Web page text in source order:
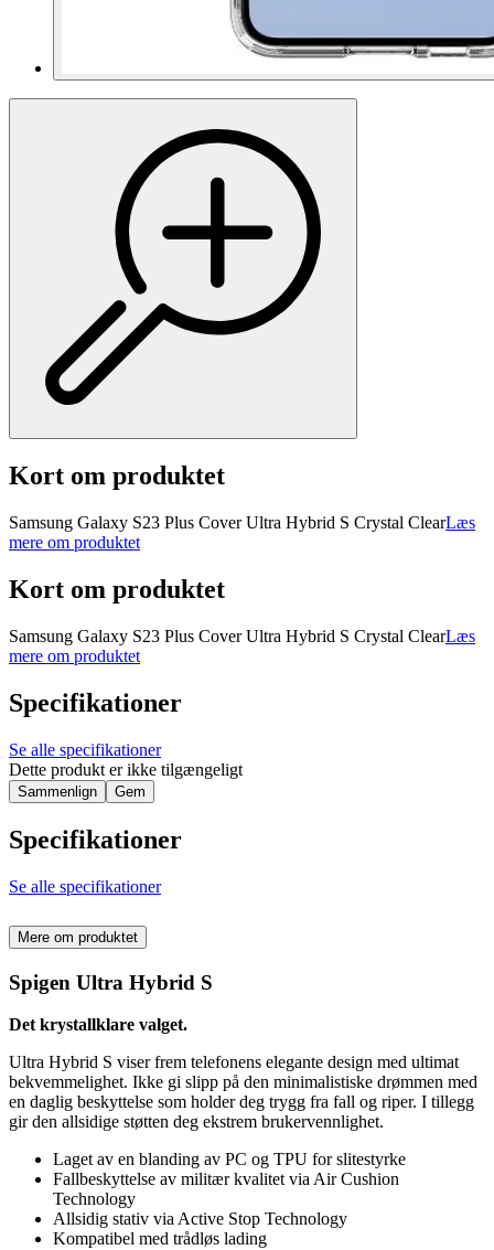
Kort om produktet
Samsung Galaxy S23 Plus Cover Ultra Hybrid S Crystal ClearLæs
mere om produktet
Kort om produktet
Samsung Galaxy S23 Plus Cover Ultra Hybrid S Crystal ClearLæs
mere om produktet
Specifikationer
Se alle specifikationer
Dette produkt er ikke tilgængeligt
Sammenlign Gem
Specifikationer
Se alle specifikationer
Mere om produktet
Spigen Ultra Hybrid S
Det krystallklare valget.
Ultra Hybrid S viser frem telefonens elegante design med ultimat
bekvemmelighet. Ikke gi slipp på den minimalistiske drømmen med
en daglig beskyttelse som holder deg trygg fra fall og riper. I tillegg
gir den allsidige støtten deg ekstrem brukervennlighet.
Laget av en blanding av PC og TPU for slitestyrke
Fallbeskyttelse av militær kvalitet via Air Cushion
Technology
Allsidig stativ via Active Stop Technology
Kompatibel med trådløs lading